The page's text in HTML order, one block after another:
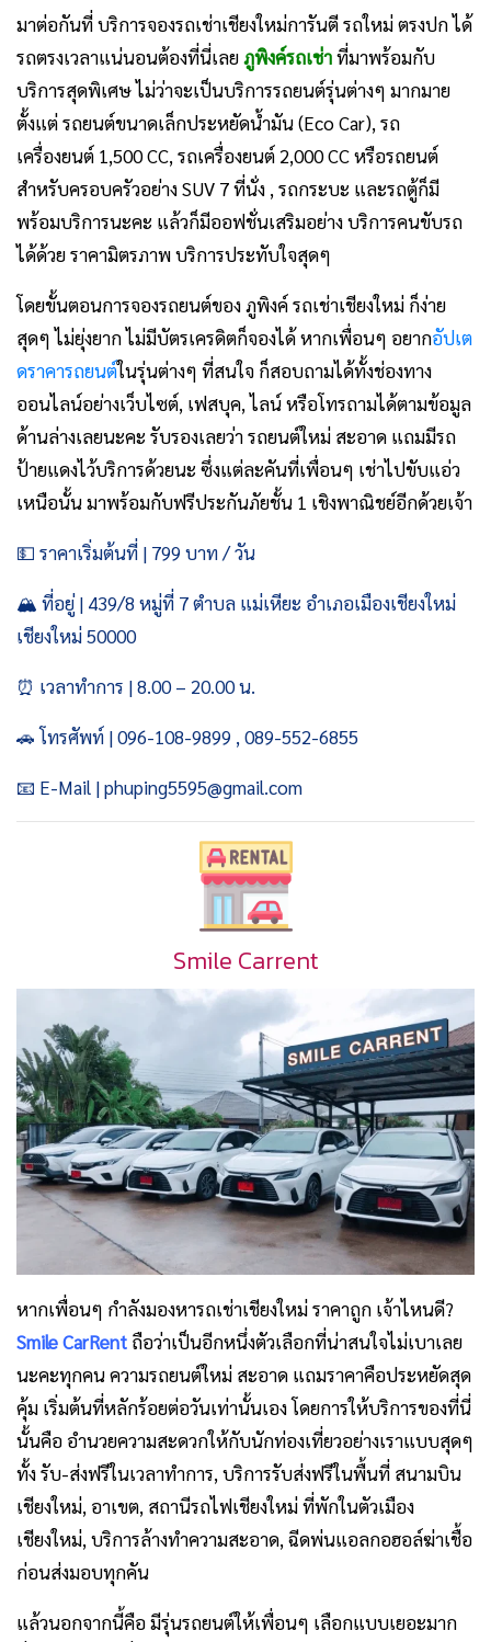
มาต่อกันที่ บริการจองรถเช่าเชียงใหม่การันตี รถใหม่ ตรงปก ได้
รถตรงเวลาแน่นอนต้องที่นี่เลยภูพิงค์รถเช่าที่มาพร้อมกับ
บริการสุดพิเศษ ไม่ว่าจะเป็นบริการรถยนต์รุ่นต่างๆ มากมาย
ตั้งแต่ รถยนต์ขนาดเล็กประหยัดน้ำมัน (Eco Car), รถ
เครื่องยนต์ 1,500 CC, รถเครื่องยนต์ 2,000 CC หรือรถยนต์
สำหรับครอบครัวอย่าง SUV 7 ที่นั่ง , รถกระบะ และรถตู้ก็มี
พร้อมบริการนะคะ แล้วก็มีออฟชั่นเสริมอย่าง บริการคนขับรถ
ได้ด้วย ราคามิตรภาพ บริการประทับใจสุดๆ
โดยขั้นตอนการจองรถยนต์ของ ภูพิงค์ รถเช่าเชียงใหม่ ก็ง่าย
สุดๆ ไม่ยุ่งยาก ไม่มีบัตรเครดิตก็จองได้ หากเพื่อนๆ อยากอัปเต
ดราคารถยนต์ในรุ่นต่างๆ ที่สนใจ ก็สอบถามได้ทั้งช่องทาง
ออนไลน์อย่างเว็บไซต์, เฟสบุค, ไลน์ หรือโทรถามได้ตามข้อมูล
ด้านล่างเลยนะคะ รับรองเลยว่า รถยนต์ใหม่ สะอาด แถมมีรถ
ป้ายแดงไว้บริการด้วยนะ ซึ่งแต่ละคันที่เพื่อนๆ เช่าไปขับแอ่ว
เหนือนั้น มาพร้อมกับฟรีประกันภัยชั้น 1 เชิงพาณิชย์อีกด้วยเจ้า
💵 ราคาเริ่มต้นที่ | 799 บาท / วัน
🏔️ ที่อยู่ | 439/8 หมู่ที่ 7 ตำบล แม่เหียะ อำเภอเมืองเชียงใหม่
เชียงใหม่ 50000
⏰ เวลาทำการ | 8.00 – 20.00 น.
🚗 โทรศัพท์ | 096-108-9899 , 089-552-6855
📧 E-Mail | phuping5595@gmail.com
Smile Carrent
หากเพื่อนๆ กำลังมองหารถเช่าเชียงใหม่ ราคาถูก เจ้าไหนดี?
Smile CarRent ถือว่าเป็นอีกหนึ่งตัวเลือกที่น่าสนใจไม่เบาเลย
นะคะทุกคน ความรถยนต์ใหม่ สะอาด แถมราคาคือประหยัดสุด
คุ้ม เริ่มต้นที่หลักร้อยต่อวันเท่านั้นเอง โดยการให้บริการของที่นี่
นั้นคือ อำนวยความสะดวกให้กับนักท่องเที่ยวอย่างเราแบบสุดๆ
ทั้ง รับ-ส่งฟรีในเวลาทำการ, บริการรับส่งฟรีในพื้นที่ สนามบิน
เชียงใหม่, อาเขต, สถานีรถไฟเชียงใหม่ ที่พักในตัวเมือง
เชียงใหม่, บริการล้างทำความสะอาด, ฉีดพ่นแอลกอฮอล์ฆ่าเชื้อ
ก่อนส่งมอบทุกคัน
แล้วนอกจากนี้คือ มีรุ่นรถยนต์ให้เพื่อนๆ เลือกแบบเยอะมาก